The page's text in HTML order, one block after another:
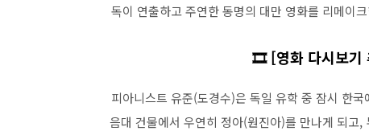
독이 연출하고 주연한 동명의 대만 영화를 리메이
🎞️ [영화 다시보기
피아니스트 유준(도경수)은 독일 유학 중 잠시 한
음대 건물에서 우연히 정아(원진아)를 만나게 되고